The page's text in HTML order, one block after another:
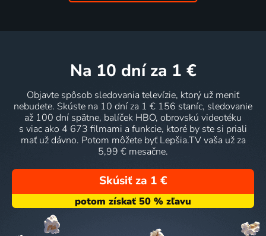
na 10 dní za 1 €
Objavte spôsob sledovania televízie, ktorý už meniť
nebudete. Skúste na 10 dní za 1 € 156 staníc, sledovanie
až 100 dní spätne, balíček HBO, obrovskú videotéku
s viac ako 4 673 filmami a funkcie, ktoré by ste si priali
mať už dávno. Potom môžete byť Lepšia.TV vaša už za
5,99 € mesačne.
Skúsiť za 1 €